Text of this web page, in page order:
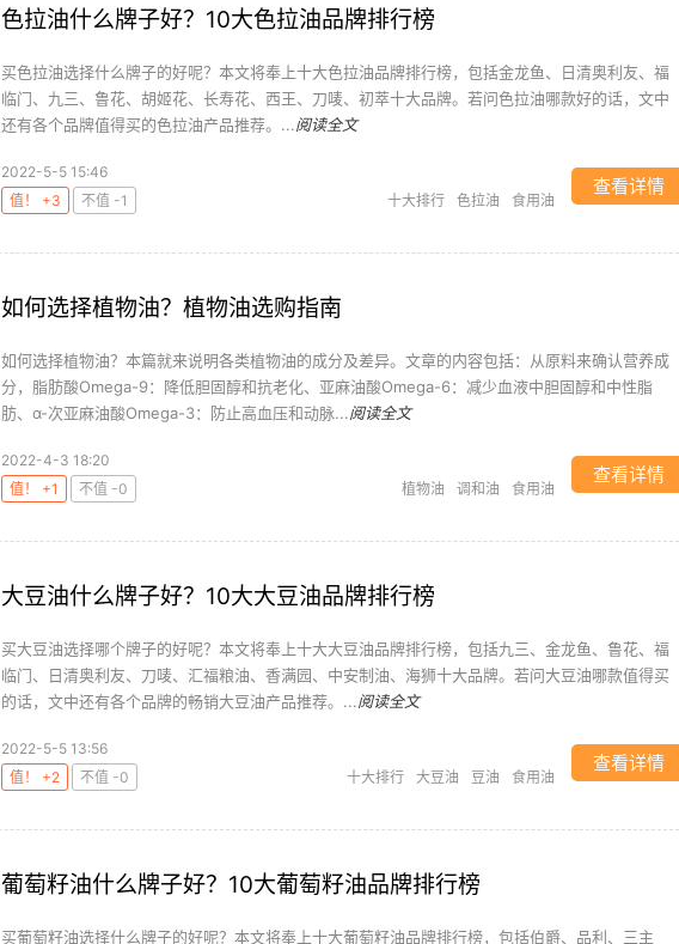
色拉油什么牌子好？10大色拉油品牌排行榜
买色拉油选择什么牌子的好呢？本文将奉上十大色拉油品牌排行榜，包括金龙鱼、日清奥利友、福
临门、九三、鲁花、胡姬花、长寿花、西王、刀唛、初萃十大品牌。若问色拉油哪款好的话，文中
还有各个品牌值得买的色拉油产品推荐。...阅读全文
2022-5-5 15:46
值！ +3
不值 -1 十大排行 色拉油 食用油
查看详情
如何选择植物油？植物油选购指南
如何选择植物油？本篇就来说明各类植物油的成分及差异。文章的内容包括：从原料来确认营养成
分，脂肪酸Omega-9：降低胆固醇和抗老化、亚麻油酸Omega-6：减少血液中胆固醇和中性脂
肪、α-次亚麻油酸Omega-3：防止高血压和动脉...阅读全文
2022-4-3 18:20
值！ +1
不值 -0 植物油 调和油 食用油
查看详情
大豆油什么牌子好？10大大豆油品牌排行榜
买大豆油选择哪个牌子的好呢？本文将奉上十大大豆油品牌排行榜，包括九三、金龙鱼、鲁花、福
临门、日清奥利友、刀唛、汇福粮油、香满园、中安制油、海狮十大品牌。若问大豆油哪款值得买
的话，文中还有各个品牌的畅销大豆油产品推荐。...阅读全文
2022-5-5 13:56
值！ +2
不值 -0 十大排行 大豆油 豆油 食用油
查看详情
葡萄籽油什么牌子好？10大葡萄籽油品牌排行榜
买葡萄籽油选择什么牌子的好呢？本文将奉上十大葡萄籽油品牌排行榜，包括伯爵、品利、三主